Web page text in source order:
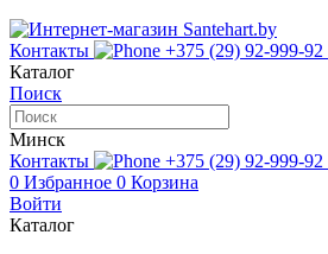
Контакты +375 (29) 92-999-92
Каталог
Поиск
Минск
Контакты
+375 (29) 92-999-92
0 Избранное 0 Корзина
Войти
Каталог